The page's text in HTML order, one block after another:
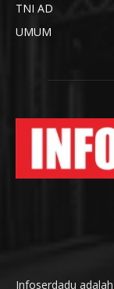
TNI AD
UMUM
Infoserdadu